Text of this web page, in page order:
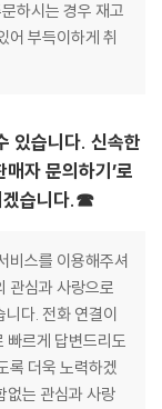
하시는 경우 재고
어 부득이하게 취
있습니다. 신속한
자 문의하기’로
겠습니다.☎
비스를 이용해주셔
관심과 사랑으로
다. 전화 연결이
빠르게 답변드리도
록 더욱 노력하겠
없는 관심과 사랑